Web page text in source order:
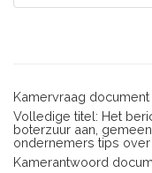
Kamervraag
Volledige titel: Het
boterzuur aan,
ondernemers tips over
Kamerantwoord